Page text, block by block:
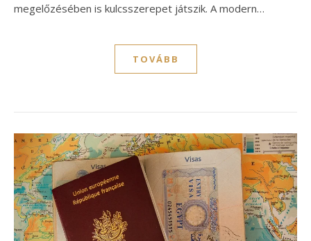
megelőzésében is kulcsszerepet játszik. A modern…
TOVÁBB